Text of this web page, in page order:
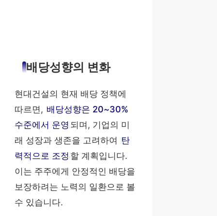
배당성향의 변화
현대건설의 현재 배당 정책에
따르면, 배당성향은 20~30%
수준에서 운영 되며, 기업의 미
래 성장과 생존을 고려하여 탄
력적으로 조정 할 계획입니다.
이는 주주에게 안정적인 배당을
보장하려는 노력의 일환으로 볼
수 있습니다.